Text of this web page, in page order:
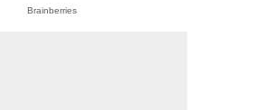
Brainberries